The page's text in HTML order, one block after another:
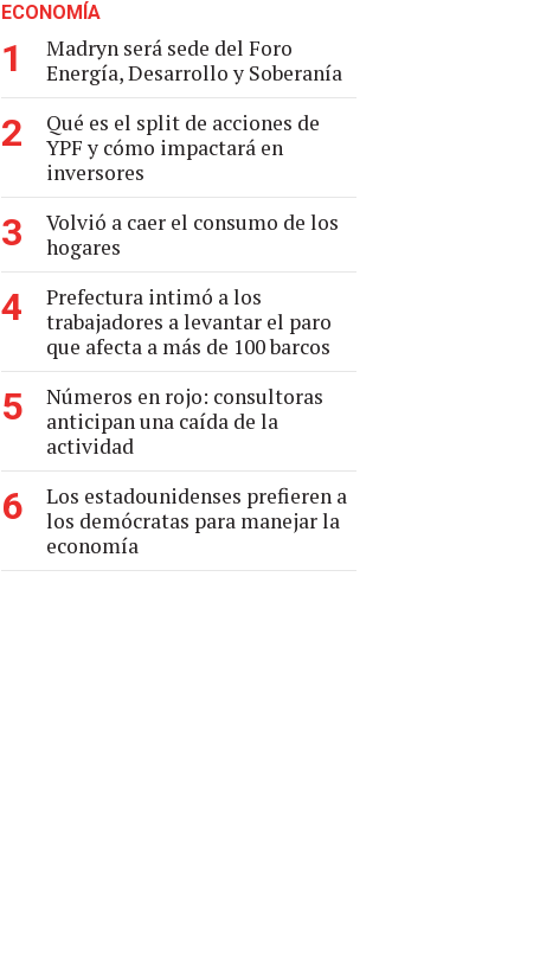
ECONOMÍA
1
Madryn será sede del Foro
Energía, Desarrollo y Soberanía
2
Qué es el split de acciones de
YPF y cómo impactará en
inversores
3
Volvió a caer el consumo de los
hogares
4
Prefectura intimó a los
trabajadores a levantar el paro
que afecta a más de 100 barcos
5
Números en rojo: consultoras
anticipan una caída de la
actividad
6
Los estadounidenses prefieren a
los demócratas para manejar la
economía